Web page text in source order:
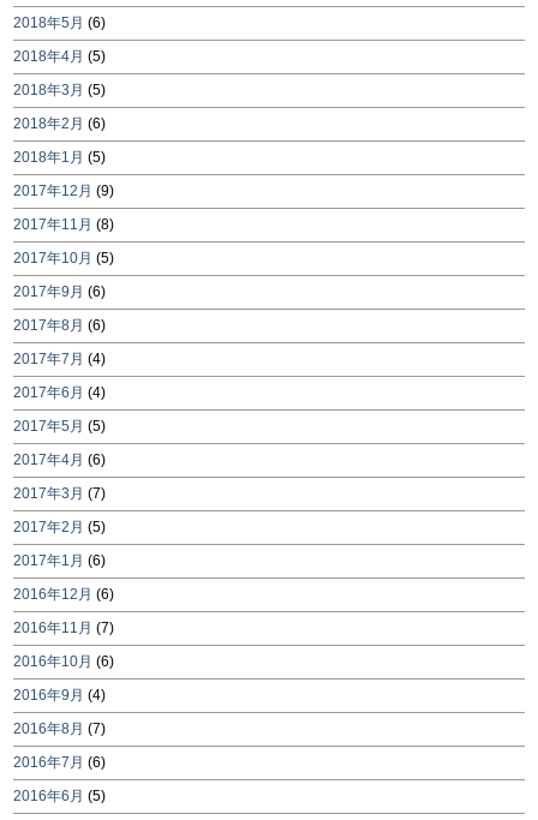
2018年5月 (6)
2018年4月 (5)
2018年3月 (5)
2018年2月 (6)
2018年1月 (5)
2017年12月 (9)
2017年11月 (8)
2017年10月 (5)
2017年9月 (6)
2017年8月 (6)
2017年7月 (4)
2017年6月 (4)
2017年5月 (5)
2017年4月 (6)
2017年3月 (7)
2017年2月 (5)
2017年1月 (6)
2016年12月 (6)
2016年11月 (7)
2016年10月 (6)
2016年9月 (4)
2016年8月 (7)
2016年7月 (6)
2016年6月 (5)